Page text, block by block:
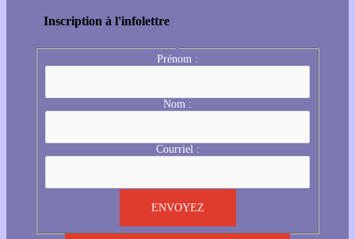
Inscription à l'infolettre
Prénom :
Nom :
Courriel :